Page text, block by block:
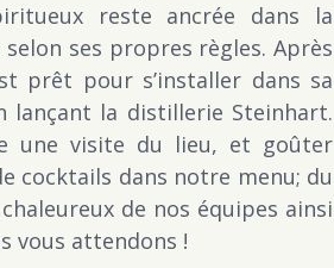
reste ancrée dans la
ses propres règles. Après
prêt pour s’installer dans sa
lançant la distillerie Steinhart.
une visite du lieu, et goûter
cocktails dans notre menu; du
de nos équipes ainsi
vous attendons !